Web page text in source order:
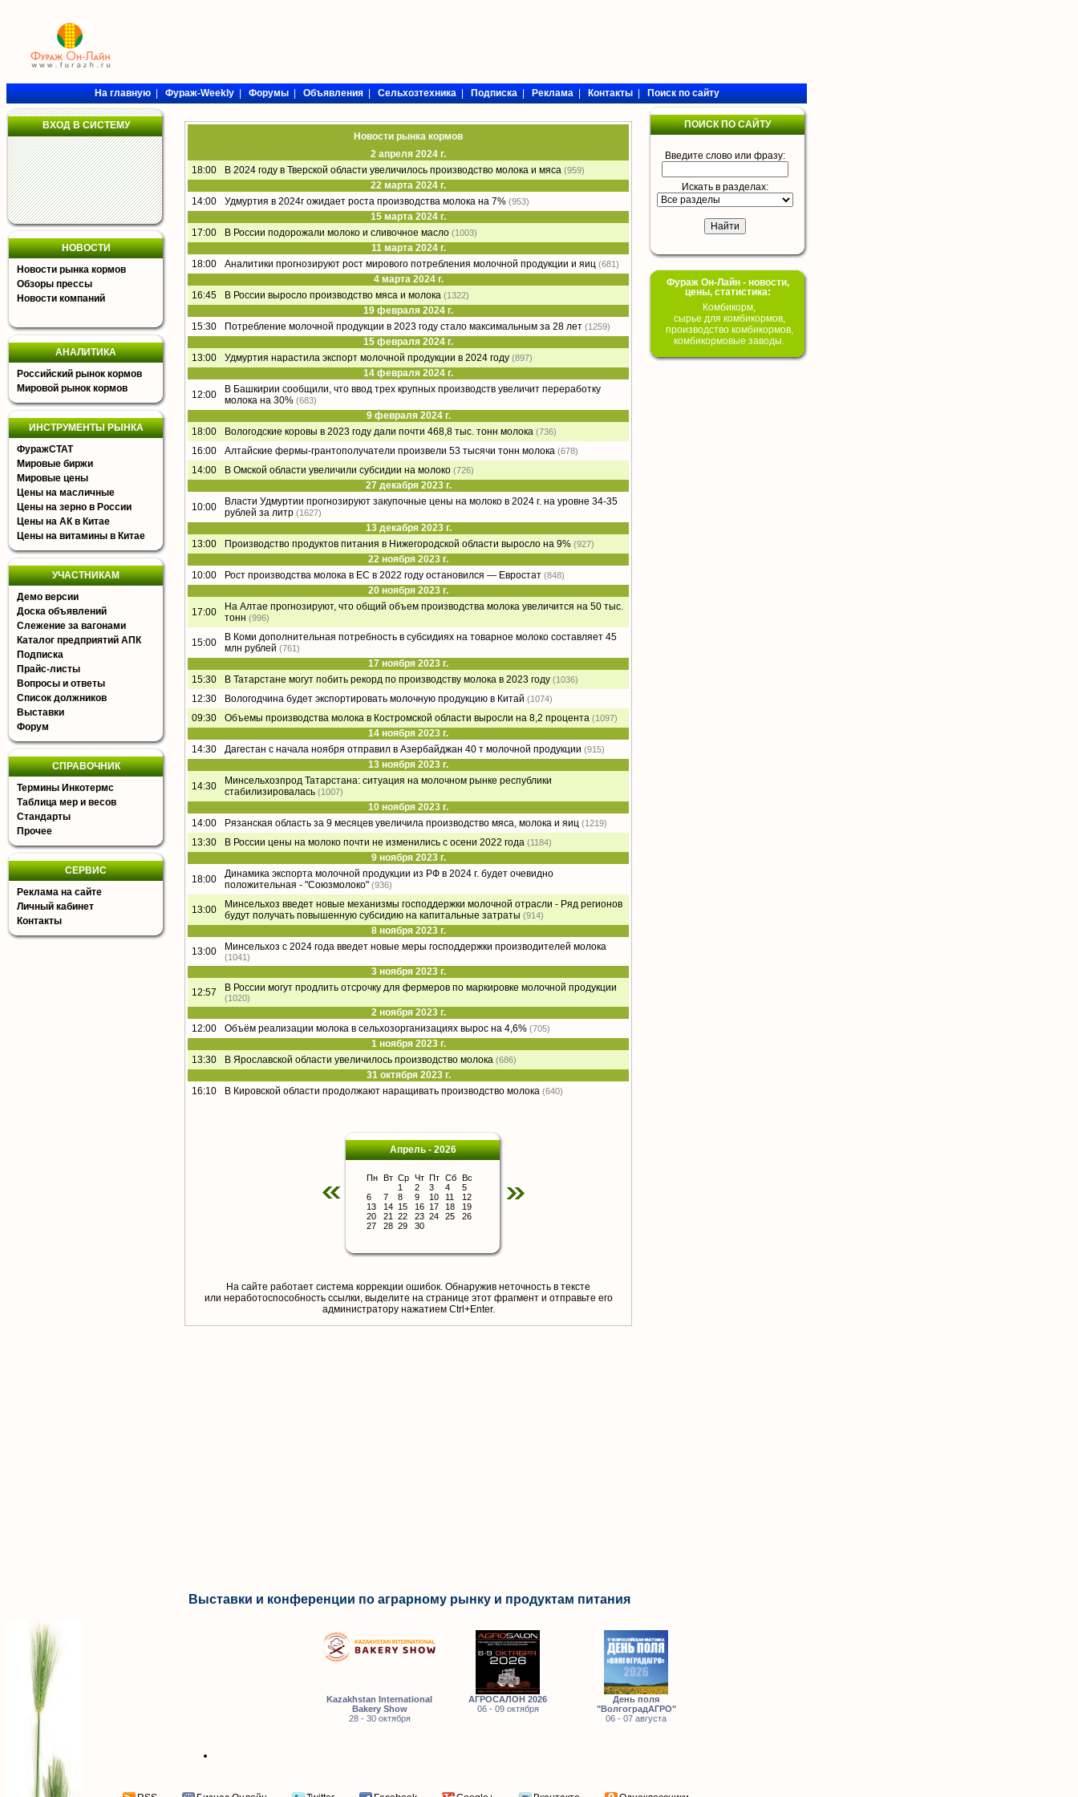
На главную|Фураж-Weekly|Форумы|Объявления|Сельхозтехника|Подписка|Реклама|Контакты|Поиск по сайту
ВХОД В СИСТЕМУ
НОВОСТИ
Новости рынка кормов
Обзоры прессы
Новости компаний
АНАЛИТИКА
Российский рынок кормов
Мировой рынок кормов
ИНСТРУМЕНТЫ РЫНКА
ФуражСТАТ
Мировые биржи
Мировые цены
Цены на масличные
Цены на зерно в России
Цены на АК в Китае
Цены на витамины в Китае
УЧАСТНИКАМ
Демо версии
Доска объявлений
Слежение за вагонами
Каталог предприятий АПК
Подписка
Прайс-листы
Вопросы и ответы
Список должников
Выставки
Форум
СПРАВОЧНИК
Термины Инкотермс
Таблица мер и весов
Стандарты
Прочее
СЕРВИС
Реклама на сайте
Личный кабинет
Контакты
Новости рынка кормов
2 апреля 2024 г.
18:00
В 2024 году в Тверской области увеличилось производство молока и мяса (959)
22 марта 2024 г.
14:00
Удмуртия в 2024г ожидает роста производства молока на 7% (953)
15 марта 2024 г.
17:00
В России подорожали молоко и сливочное масло (1003)
11 марта 2024 г.
18:00
Аналитики прогнозируют рост мирового потребления молочной продукции и яиц (681)
4 марта 2024 г.
16:45
В России выросло производство мяса и молока (1322)
19 февраля 2024 г.
15:30
Потребление молочной продукции в 2023 году стало максимальным за 28 лет (1259)
15 февраля 2024 г.
13:00
Удмуртия нарастила экспорт молочной продукции в 2024 году (897)
14 февраля 2024 г.
12:00
В Башкирии сообщили, что ввод трех крупных производств увеличит переработку
молока на 30% (683)
9 февраля 2024 г.
18:00
Вологодские коровы в 2023 году дали почти 468,8 тыс. тонн молока (736)
16:00 Алтайские фермы-грантополучатели произвели 53 тысячи тонн молока (678)
14:00 В Омской области увеличили субсидии на молоко (726)
27 декабря 2023 г.
10:00
Власти Удмуртии прогнозируют закупочные цены на молоко в 2024 г. на уровне 34-35
рублей за литр (1627)
13 декабря 2023 г.
13:00
Производство продуктов питания в Нижегородской области выросло на 9% (927)
22 ноября 2023 г.
10:00
Рост производства молока в ЕС в 2022 году остановился — Евростат (848)
20 ноября 2023 г.
17:00
На Алтае прогнозируют, что общий объем производства молока увеличится на 50 тыс.
тонн (996)
15:00
В Коми дополнительная потребность в субсидиях на товарное молоко составляет 45
млн рублей (761)
17 ноября 2023 г.
15:30
В Татарстане могут побить рекорд по производству молока в 2023 году (1036)
12:30 Вологодчина будет экспортировать молочную продукцию в Китай (1074)
09:30 Объемы производства молока в Костромской области выросли на 8,2 процента (1097)
14 ноября 2023 г.
14:30
Дагестан с начала ноября отправил в Азербайджан 40 т молочной продукции (915)
13 ноября 2023 г.
14:30
Минсельхозпрод Татарстана: ситуация на молочном рынке республики
стабилизировалась (1007)
10 ноября 2023 г.
14:00
Рязанская область за 9 месяцев увеличила производство мяса, молока и яиц (1219)
13:30 В России цены на молоко почти не изменились с осени 2022 года (1184)
9 ноября 2023 г.
18:00
Динамика экспорта молочной продукции из РФ в 2024 г. будет очевидно
положительная - "Союзмолоко" (936)
13:00
Минсельхоз введет новые механизмы господдержки молочной отрасли - Ряд регионов
будут получать повышенную субсидию на капитальные затраты (914)
8 ноября 2023 г.
13:00
Минсельхоз с 2024 года введет новые меры господдержки производителей молока
(1041)
3 ноября 2023 г.
12:57
В России могут продлить отсрочку для фермеров по маркировке молочной продукции
(1020)
2 ноября 2023 г.
12:00
Объём реализации молока в сельхозорганизациях вырос на 4,6% (705)
1 ноября 2023 г.
13:30
В Ярославской области увеличилось производство молока (686)
31 октября 2023 г.
16:10
В Кировской области продолжают наращивать производство молока (640)
Апрель - 2026
Пн Вт Ср Чт Пт Сб Вс
1
2 3 4
5
6
7 8 9 10 11
12
13
14 15 16 17 18
19
20
21 22 23 24 25
26
27
28 29 30
На сайте работает система коррекции ошибок. Обнаружив неточность в тексте
или неработоспособность ссылки, выделите на странице этот фрагмент и отправьте его
aдминистратору нажатием Ctrl+Enter.
ПОИСК ПО САЙТУ
Введите слово или фразу:
Искать в разделах:
Фураж Он-Лайн - новости,
цены, статистика:
Комбикорм,
сырье для комбикормов,
производство комбикормов,
комбикормовые заводы.
Выставки и конференции по аграрному рынку и продуктам питания
Kazakhstan International
Bakery Show
28 - 30 октября
АГРОСАЛОН 2026
06 - 09 октября
День поля
"ВолгоградАГРО"
06 - 07 августа